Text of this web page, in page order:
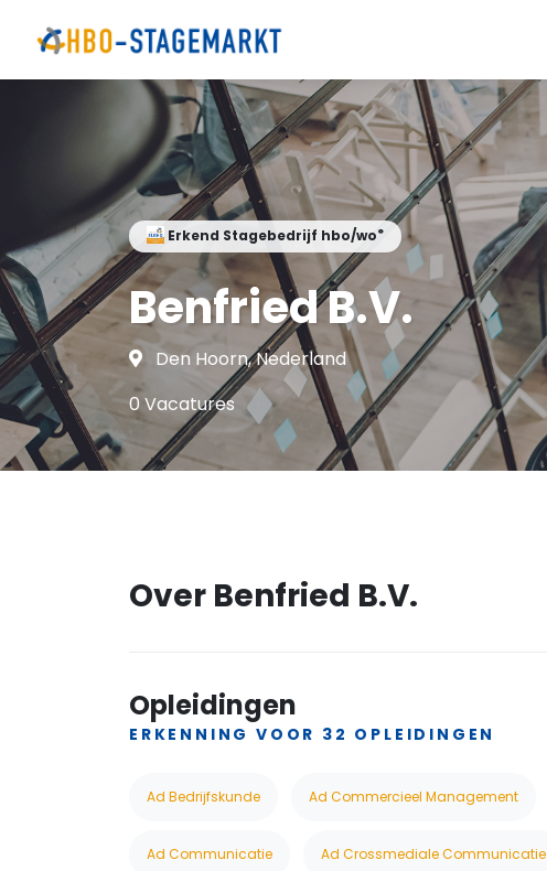
Erkend Stagebedrijf hbo/wo®
Benfried B.V.
Den Hoorn, Nederland
0 Vacatures
Over Benfried B.V.
Opleidingen
ERKENNING VOOR 32 OPLEIDINGEN
Ad Bedrijfskunde Ad Commercieel Management
Ad Communicatie Ad Crossmediale Communicatie